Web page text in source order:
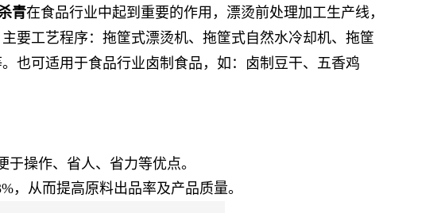
青在食品行业中起到重要的作用，漂烫前处理加工生产线，
要工艺程序：拖筐式漂烫机、拖筐式自然水冷却机、拖筐
也可适用于食品行业卤制食品，如：卤制豆干、五香鸡
于操作、省人、省力等优点。
，从而提高原料出品率及产品质量。